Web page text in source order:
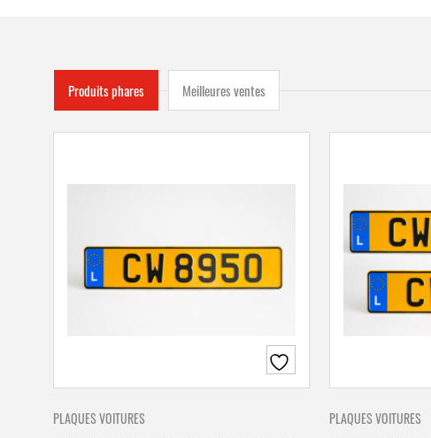
Produits phares Meilleures ventes
PLAQUES VOITURES PLAQUES VOITURES